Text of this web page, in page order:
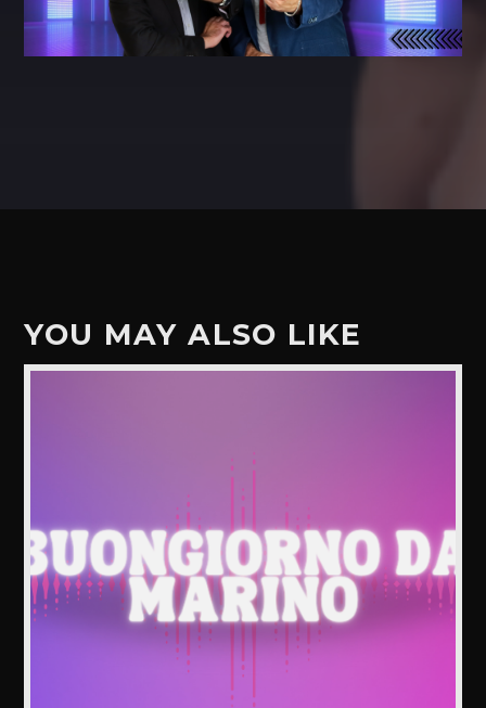
YOU MAY ALSO LIKE